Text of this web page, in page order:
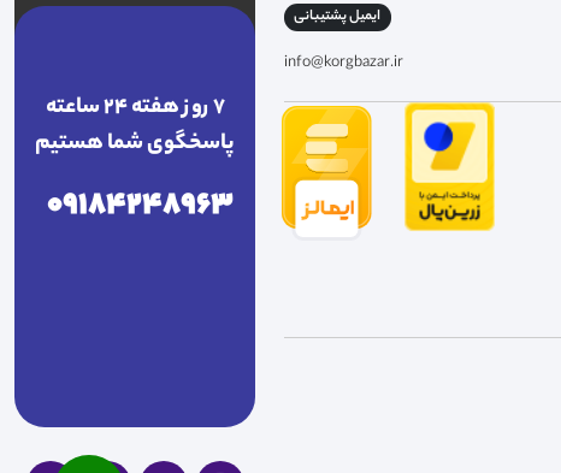
ایمیل پشتیبانی
info@korgbazar.ir
7 روز هفته 24 ساعته
پاسخگوی شما هستیم
09184248963